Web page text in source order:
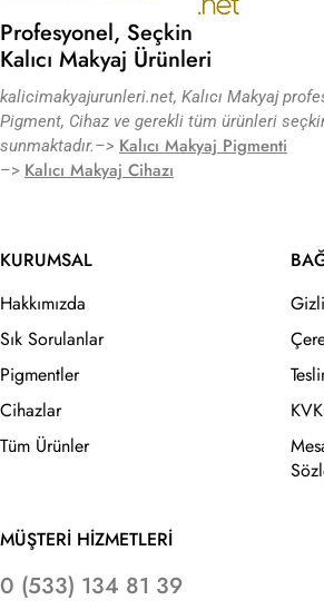
Profesyonel, Seçkin
Kalıcı Makyaj Ürünleri
kalicimakyajurunleri.net, Kalıcı Makyaj
Pigment, Cihaz ve gerekli tüm ürünleri
sunmaktadır.–> Kalıcı Makyaj Pigmenti
–> Kalıcı Makyaj Cihazı
KURUMSAL
Hakkımızda
Sık Sorulanlar
Pigmentler
Cihazlar
Tüm Ürünler
MÜŞTERİ HİZMETLERİ
0 (533) 134 81 39